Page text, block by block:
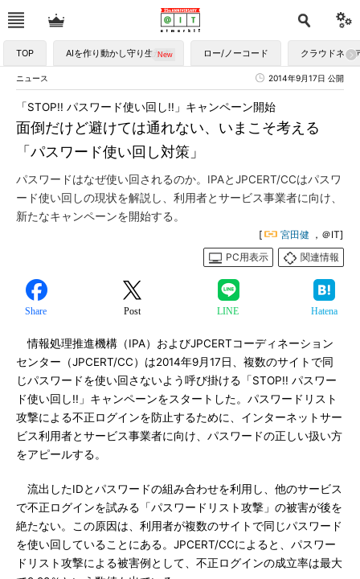
TOP AIを作り動かし守り生かす ロー/ノーコード クラウドネイ
ニュース 2014年9月17日 公開
面倒だけど避けては通れない、いまこそ考える
「パスワード使い回し対策」
「STOP!! パスワード使い回し!!」キャンペーン開始
パスワードはなぜ使い回されるのか。IPAとJPCERT/CCはパスワ
ード使い回しの現状を解説し、利用者とサービス事業者に向け、
新たなキャンペーンを開始する。
[ 宮田健 ，＠IT]
PC用表示
関連情報
Share Post LINE Hatena
情報処理推進機構（IPA）およびJPCERTコーディネーション
センター（JPCERT/CC）は2014年9月17日、複数のサイトで同
じパスワードを使い回さないよう呼び掛ける「STOP!! パスワー
ド使い回し!!」キャンペーンをスタートした。パスワードリスト
攻撃による不正ログインを防止するために、インターネットサー
ビス利用者とサービス事業者に向け、パスワードの正しい扱い方
をアピールする。
流出したIDとパスワードの組み合わせを利用し、他のサービス
で不正ログインを試みる「パスワードリスト攻撃」の被害が後を
絶たない。この原因は、利用者が複数のサイトで同じパスワード
を使い回していることにある。JPCERT/CCによると、パスワー
ドリスト攻撃による被害例として、不正ログインの成立率は最大